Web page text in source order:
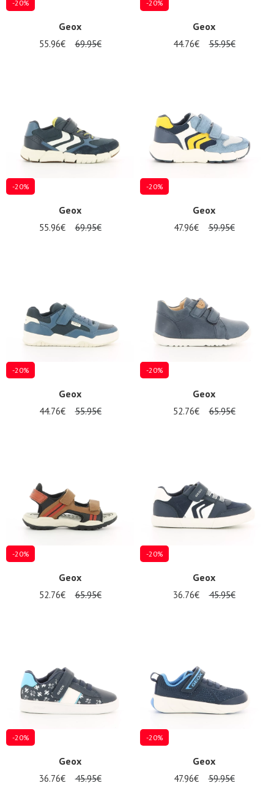
-20%
Geox
55.96€ 69.95€
-20%
Geox
44.76€ 55.95€
-20%
Geox
55.96€ 69.95€
-20%
Geox
47.96€ 59.95€
-20%
Geox
44.76€ 55.95€
-20%
Geox
52.76€ 65.95€
-20%
Geox
52.76€ 65.95€
-20%
Geox
36.76€ 45.95€
-20%
Geox
36.76€ 45.95€
-20%
Geox
47.96€ 59.95€